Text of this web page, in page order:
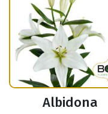
Albidona